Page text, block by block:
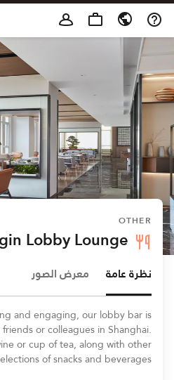
OTHER
Lobby Lounge
نظرة عامة معرض الصور
and engaging, our lobby bar is
or colleagues in Shanghai.
or cup of tea, along with other
of snacks and beverages.